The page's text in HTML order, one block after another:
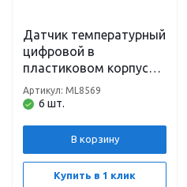
Датчик температурный
цифровой в
пластиковом корпусе
DS18S20 ZONT
6 шт.
Артикул: ML8569
В корзину
Купить в 1 клик